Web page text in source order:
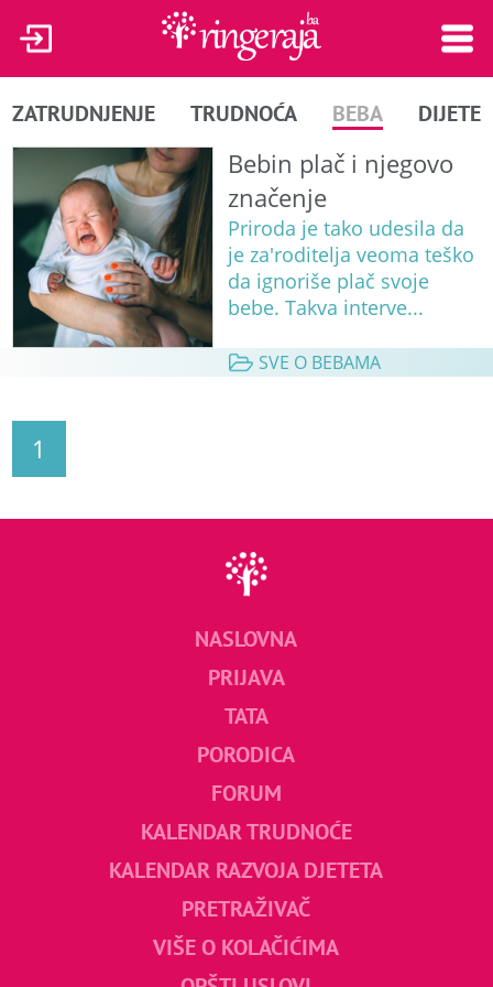
ZATRUDNJENJE TRUDNOĆA BEBA DIJETE
Bebin plač i njegovo
značenje
Priroda je tako udesila da
je za'roditelja veoma teško
da ignoriše plač svoje
bebe. Takva interve...
SVE O BEBAMA
1
NASLOVNA
PRIJAVA
TATA
PORODICA
FORUM
KALENDAR TRUDNOĆE
KALENDAR RAZVOJA DJETETA
PRETRAŽIVAČ
VIŠE O KOLAČIĆIMA